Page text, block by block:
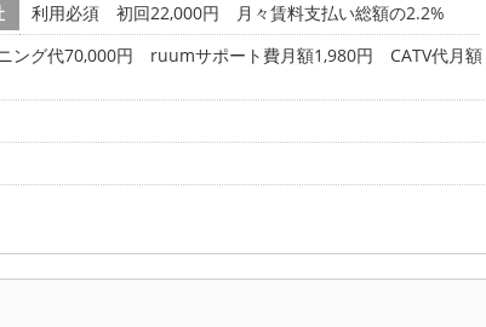
利用必須 初回22,000円 月々賃料支払い総額の2.2%
ング代70,000円 ruumサポート費月額1,980円 CATV代月額